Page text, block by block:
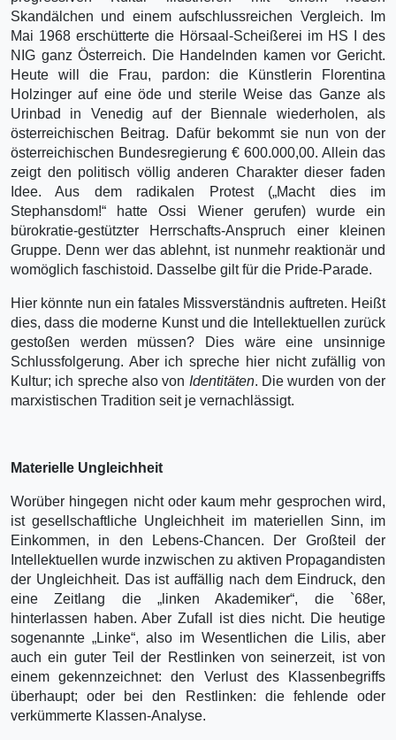
Skandälchen und einem aufschlussreichen Vergleich. Im
Mai 1968 erschütterte die Hör­saal-Scheißerei im HS I des
NIG ganz Österreich. Die Handelnden kamen vor Gericht.
Heute will die Frau, pardon: die Künstlerin Florentina
Holzinger auf eine öde und sterile Weise das Ganze als
Urinbad in Venedig auf der Biennale wiederholen, als
österreichischen Beitrag. Dafür be­kommt sie nun von der
österreichischen Bundesregierung € 600.000,00. Allein das
zeigt den poli­tisch völlig anderen Charakter dieser faden
Idee. Aus dem radikalen Protest („Macht dies im
Stephansdom!“ hatte Ossi Wiener gerufen) wurde ein
bürokratie-gestützter Herrschafts-Anspruch einer kleinen
Gruppe. Denn wer das ablehnt, ist nunmehr reaktionär und
womöglich faschistoid. Dasselbe gilt für die Pride-Parade.
Hier könnte nun ein fatales Missverständnis auftreten. Heißt
dies, dass die moderne Kunst und die Intellektuellen zurück
gestoßen werden müssen? Dies wäre eine unsinnige
Schlussfolgerung. Aber ich spreche hier nicht zufällig von
Kultur; ich spreche also von Identitäten. Die wurden von der
marxistischen Tradition seit je vernachlässigt.
Materielle Ungleichheit
Worüber hingegen nicht oder kaum mehr gesprochen wird,
ist gesellschaftliche Ungleichheit im materiellen Sinn, im
Einkommen, in den Lebens-Chancen. Der Großteil der
Intellektuellen wurde inzwischen zu aktiven Propagandisten
der Ungleichheit. Das ist auffällig nach dem Eindruck, den
eine Zeitlang die „linken Akademiker“, die `68er,
hinterlassen haben. Aber Zufall ist dies nicht. Die heutige
sogenannte „Linke“, also im Wesentlichen die Lilis, aber
auch ein guter Teil der Restlinken von seinerzeit, ist von
einem gekennzeichnet: den Verlust des Klassenbegriffs
überhaupt; oder bei den Restlinken: die fehlende oder
verkümmerte Klassen-Analyse.